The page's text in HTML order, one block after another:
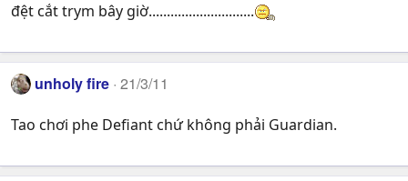
đệt cắt trym bây giờ.............................
unholy fire 21/3/11
Tao chơi phe Defiant chứ không phải Guardian.